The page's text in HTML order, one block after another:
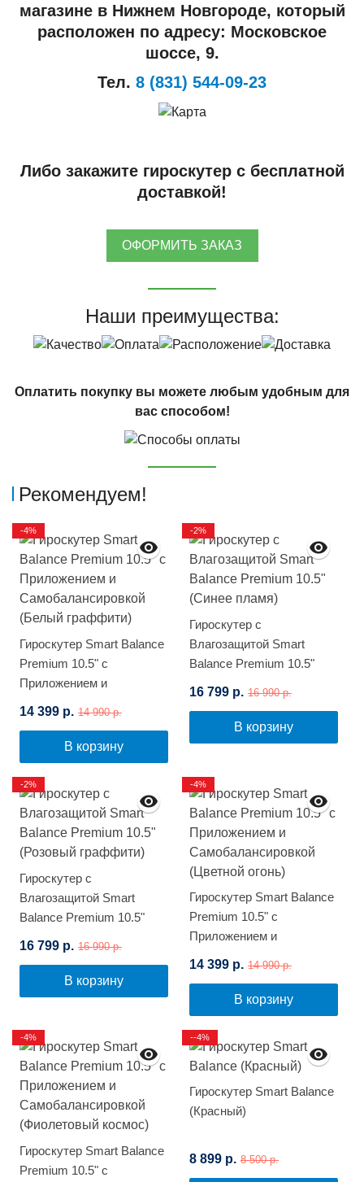
магазине в Нижнем Новгороде, который
расположен по адресу: Московское
шоссе, 9.
Тел. 8 (831) 544-09-23
Либо закажите гироскутер с бесплатной
доставкой!
ОФОРМИТЬ ЗАКАЗ
Наши преимущества:
Оплатить покупку вы можете любым удобным для
вас способом!
Рекомендуем!
Гироскутер Smart Balance
Premium 10.5" с
Приложением и
(Белый граффити)
14 399 р. 14 990 р.
В корзину
-4%
Гироскутер с
Влагозащитой Smart
Balance Premium 10.5"
16 799 р. 16 990 р.
В корзину
-2%
Гироскутер с
Влагозащитой Smart
Balance Premium 10.5"
16 799 р. 16 990 р.
В корзину
-2%
Гироскутер Smart Balance
Premium 10.5" с
Приложением и
(Цветной огонь)
14 399 р. 14 990 р.
В корзину
-4%
Гироскутер Smart Balance
Premium 10.5" с
-4%
Гироскутер Smart Balance
(Красный)
8 899 р. 8 500 р.
--4%